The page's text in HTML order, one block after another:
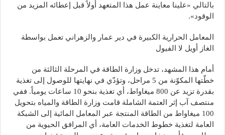
بالتالي «علينا معاينة عمل هذا المتعهد أولاً قبل إعطائه المزيد من
الوقود».
المعامل الحرارية الكبيرة في دير عمار والزهراني تعمل بواسطة
الغاز أويل لا الفيول
أمام هذا المشهد، تدخل وزارة الطاقة في المرحلة الثالثة من
خطّتها المكوّنة من 5 مراحل، وتؤدّي في نهايتها للوصول إلى تغذية
بقدرة تزيد عن 800 ميغاواط، أي تغذية بنحو 10 ساعات يومياً. ففي
منتصف آب إثر العتمة الشاملة قامت وزارة الطاقة والمياه بتحويل
100 ميغاواط من الطاقة المنتجة عبر المعامل المائية إلى الشبكة
العامة لتغذية خطوط الخدمات العامة، أي المرافق الحيوية من